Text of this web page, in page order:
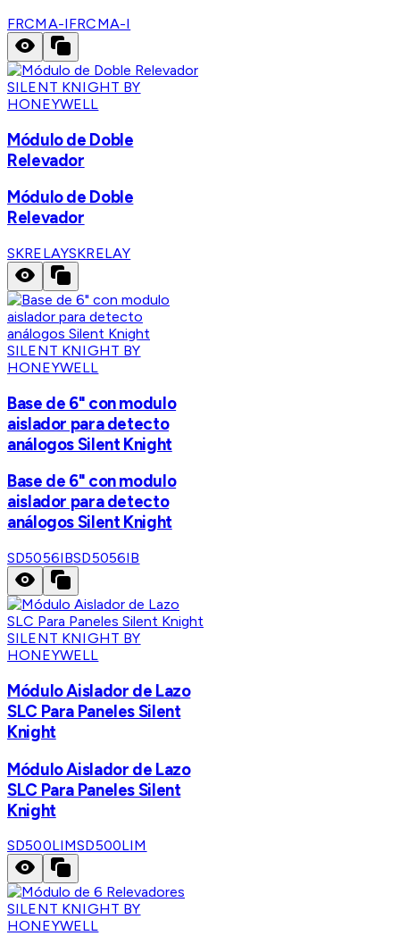
FRCMA-IFRCMA-I
SILENT KNIGHT BY
HONEYWELL
Módulo de Doble
Relevador
Módulo de Doble
Relevador
SKRELAYSKRELAY
SILENT KNIGHT BY
HONEYWELL
Base de 6" con modulo
aislador para detecto
análogos Silent Knight
Base de 6" con modulo
aislador para detecto
análogos Silent Knight
SD5056IBSD5056IB
SILENT KNIGHT BY
HONEYWELL
Módulo Aislador de Lazo
SLC Para Paneles Silent
Knight
Módulo Aislador de Lazo
SLC Para Paneles Silent
Knight
SD500LIMSD500LIM
SILENT KNIGHT BY
HONEYWELL